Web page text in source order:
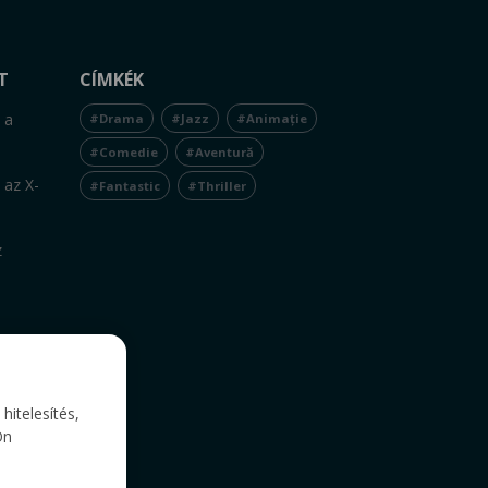
a
X-
CÍMKÉK
#Drama #Jazz #Animație
#Comedie #Aventură
#Fantastic #Thriller